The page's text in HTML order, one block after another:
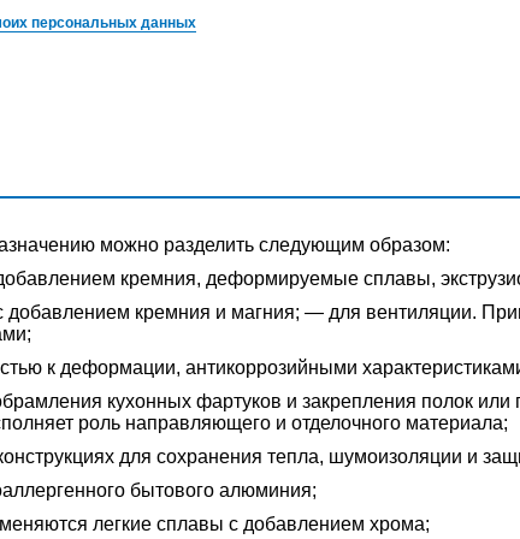
персональных данных
можно разделить следующим образом:
кремния, деформируемые сплавы,
кремния и магния; — для вентиляции.
к деформации, антикоррозийными
кухонных фартуков и закрепления полок или
роль направляющего и отделочного материала;
для сохранения тепла, шумоизоляции и
бытового алюминия;
легкие сплавы с добавлением хрома;